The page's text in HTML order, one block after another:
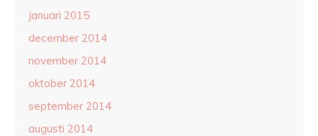
januari 2015
december 2014
november 2014
oktober 2014
september 2014
augusti 2014